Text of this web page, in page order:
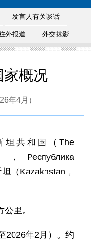
发言人有关谈话
外报道 外交掠影
家概况
年4月）
坦共和国（The
，Республика
（Kazakhstan，
里。
2026年2月）。约